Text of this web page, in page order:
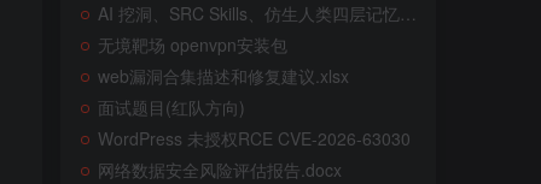
AI 挖洞、SRC Skills、仿生人类四层记忆系统
无境靶场 openvpn安装包
web漏洞合集描述和修复建议.xlsx
面试题目(红队方向)
WordPress 未授权RCE CVE-2026-63030
网络数据安全风险评估报告.docx